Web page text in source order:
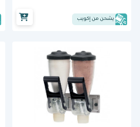
يشحن من إكويب